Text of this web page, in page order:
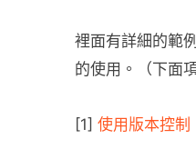
裡面有詳細的範
的使用。（下面
[1] 使用版本控